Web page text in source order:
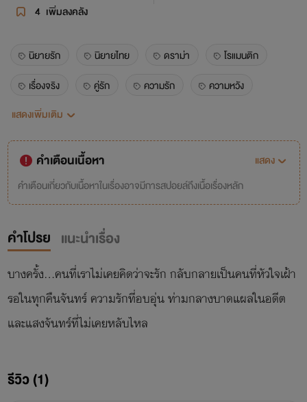
4 เพิ่มลงคลัง
นิยายรัก นิยายไทย ดราม่า
โรแมนติก
เรื่องจริง
คู่รัก ความรัก
ความหวัง
ความฝัน
ปัจจุบัน
หญิงรักหญิง ยูริ
คู่ชีวิต
แสงจันทร์
อ้อมกอด จันทร์
สวนป่า
มหาลัย การทำงาน
ครอบครัว
ทะเล
เอวา
รู้สึก
ไม่มีเหตุผล หยุดพัก
เธอเท่านั้น
หัวใจสำคัญ
ปล่อยวาง ซื่อสัตย์
แค่นี้
คำพูด
ใครคนหนึ่ง
แสดงเพิ่มเติม
คำเตือนเนื้อหา
แสดง
คำเตือนเกี่ยวกับเนื้อหาในเรื่องอาจมีการสปอยล์ถึงเนื้อเรื่องหลัก
คำโปรย แนะนำเรื่อง
บางครั้ง...คนที่เราไม่เคยคิดว่าจะรัก กลับกลายเป็นคนที่หัวใจเฝ้า
รอในทุกคืนจันทร์ ความรักที่อบอุ่น ท่ามกลางบาดแผลในอดีต
และแสงจันทร์ที่ไม่เคยหลับไหล
รีวิว (1)